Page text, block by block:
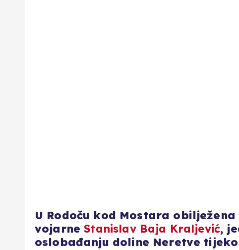
U Rodoču kod Mostara
vojarneStanislav Baja Kraljević,
oslobađanju doline Neretve